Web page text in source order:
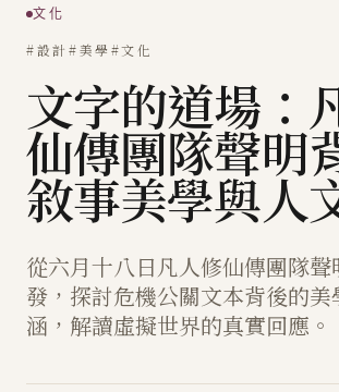
文化
#設計#美學#文化
文字的道場：
仙傳團隊聲明
敘事美學與人
從六月十八日凡人修仙傳團隊聲
發，探討危機公關文本背後的美
涵，解讀虛擬世界的真實回應。